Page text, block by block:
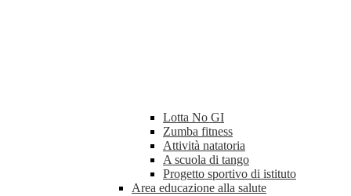
Lotta No GI
Zumba fitness
Attività natatoria
A scuola di tango
Progetto sportivo di istituto
Area educazione alla salute